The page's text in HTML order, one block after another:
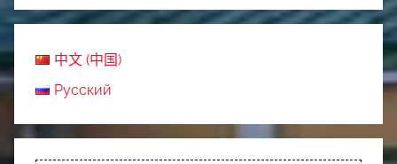
中文 (中国)
Русский